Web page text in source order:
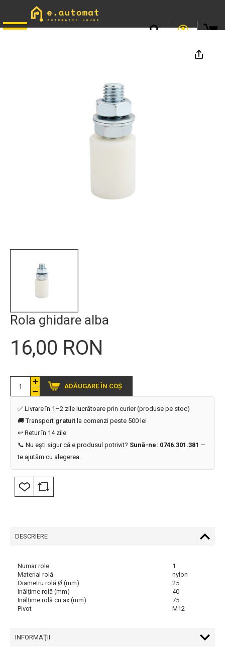
📞0746.301.381· L–V 9–17 · Livrare gratuită peste 500 lei
Rola ghidare alba
16,00 RON
ADĂUGARE ÎN COȘ
✅ Livrare în 1–2 zile lucrătoare prin curier (produse pe stoc)
🚚 Transport gratuit la comenzi peste 500 lei
↩️ Retur în 14 zile
📞 Nu ești sigur că e produsul potrivit? Sună-ne: 0746.301.381 —
te ajutăm cu alegerea.
DESCRIERE
Numar role
1
Material rolă
nylon
Diametru rolă Ø (mm)
25
Inălțime rolă (mm)
40
Inălțime rolă cu ax (mm)
75
Pivot
M12
INFORMAŢII